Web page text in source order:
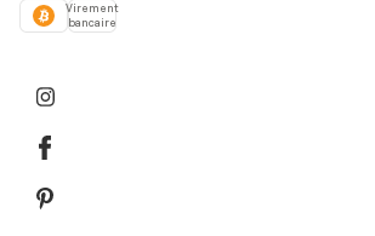
Virement
bancaire